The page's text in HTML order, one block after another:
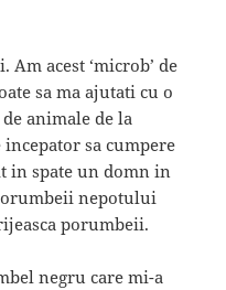
Am acest ‘microb’ de
sa ma ajutati cu o
animale de la
incepator sa cumpere
in spate un domn in
nepotului
porumbeii.
negru care mi-a